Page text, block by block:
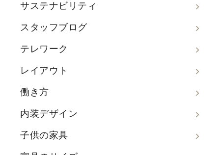
サステナビリティ
スタッフブログ
テレワーク
レイアウト
働き方
内装デザイン
子供の家具